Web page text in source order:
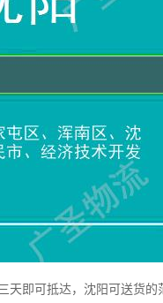
天即可抵达，沈阳可送货的